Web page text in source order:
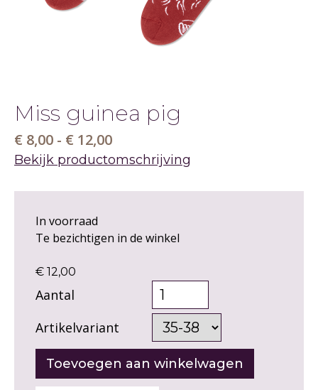
Miss guinea pig
€ 8,00 - € 12,00
Bekijk productomschrijving
In voorraad
Te bezichtigen in de winkel
€ 12,00
Aantal
Artikelvariant